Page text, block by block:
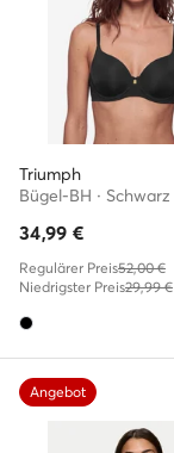
Triumph
Bügel-BH · Schwarz
34,99 €
Regulärer Preis52,00 €
Niedrigster Preis29,99 €
Angebot